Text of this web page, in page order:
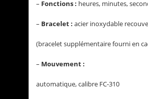
– Fonctions : heures, minutes,
– Bracelet : acier inoxydable
(bracelet supplémentaire fourni en
– Mouvement :
automatique, calibre FC-310